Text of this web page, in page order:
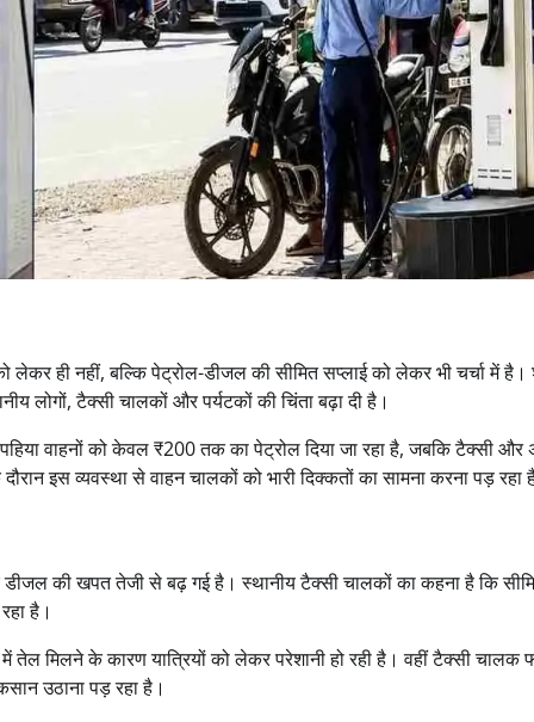
लेकर ही नहीं, बल्कि पेट्रोल-डीजल की सीमित सप्लाई को लेकर भी चर्चा में
लोगों, टैक्सी चालकों और पर्यटकों की चिंता बढ़ा दी है।
वाहनों को केवल ₹200 तक का पेट्रोल दिया जा रहा है, जबकि टैक्सी और
इस व्यवस्था से वाहन चालकों को भारी दिक्कतों का सामना करना पड़ रहा
की खपत तेजी से बढ़ गई है। स्थानीय टैक्सी चालकों का कहना है कि
है।
मिलने के कारण यात्रियों को लेकर परेशानी हो रही है। वहीं टैक्सी चालक
उठाना पड़ रहा है।